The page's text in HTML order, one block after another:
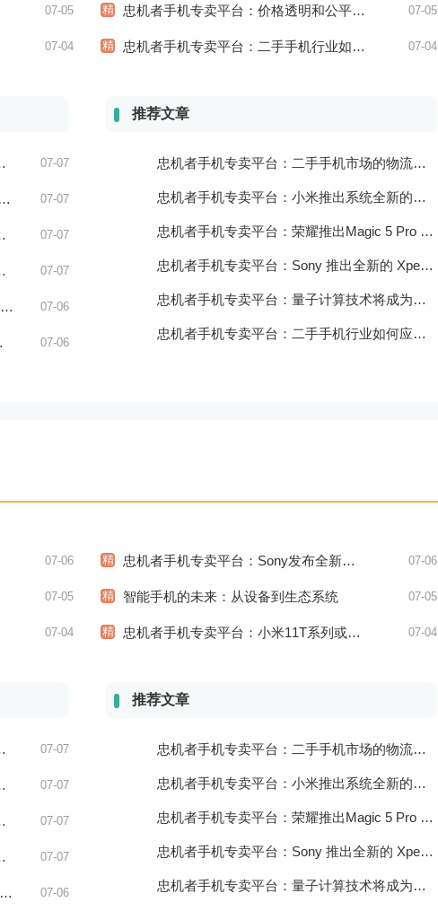
精 忠机者手机专卖平台：价格透明和公平竞争保障二手手机交易市场的稳定性和健康发展 07-05
07-05
精 忠机者手机专卖平台：二手手机行业如何应对市场调整的变动 07-04
07-04
07-07
07-07
07-07
07-07
07-06
07-06
推荐文章
忠机者手机专卖平台：二手手机市场的物流配送和出售方式
忠机者手机专卖平台：小米推出系统全新的智能厨房
忠机者手机专卖平台：荣耀推出Magic 5 Pro 手机，搭载麒麟9000处理器和5000万像素主摄像头
忠机者手机专卖平台：Sony 推出全新的 Xperia 1 III 手机，展现出卓越的技术和品质
忠机者手机专卖平台：量子计算技术将成为手机行业的新的发展方向
忠机者手机专卖平台：二手手机行业如何应对生态系统的要求
精 忠机者手机专卖平台：Sony发布全新WH-1000XM5耳机，搭载更多电池和多项创新功能 07-06
07-06
精 智能手机的未来：从设备到生态系统 07-05
07-05
精 忠机者手机专卖平台：小米11T系列或将于9月发布，其中包括一款Pro版本 07-04
07-04
07-07
07-07
07-07
07-07
07-06
推荐文章
忠机者手机专卖平台：二手手机市场的物流配送和出售方式
忠机者手机专卖平台：小米推出系统全新的智能厨房
忠机者手机专卖平台：荣耀推出Magic 5 Pro 手机，搭载麒麟9000处理器和5000万像素主摄像头
忠机者手机专卖平台：Sony 推出全新的 Xperia 1 III 手机，展现出卓越的技术和品质
忠机者手机专卖平台：量子计算技术将成为手机行业的新的发展方向